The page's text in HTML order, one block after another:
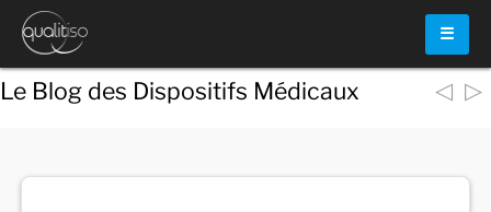
☰
Le Blog des Dispositifs Médicaux ◁ ▷